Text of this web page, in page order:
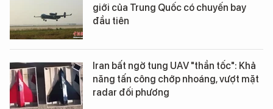
giới của Trung Quốc có chuyến bay
đầu tiên
Iran bất ngờ tung UAV "thần tốc": Khả
năng tấn công chớp nhoáng, vượt mặt
radar đối phương